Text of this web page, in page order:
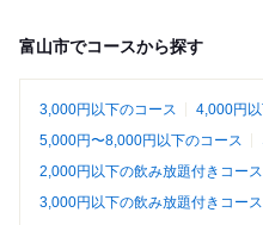
富山市でコースから探す
3,000円以下のコース
4,000円
5,000円〜8,000円以下のコース
2,000円以下の飲み放題付きコース
3,000円以下の飲み放題付きコース